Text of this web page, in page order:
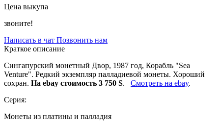
Цена выкупа
звоните!
Написать в чат Позвонить нам
Краткое описание
Сингапурский монетный Двор, 1987 год, Корабль "Sea
Venture". Редкий экземпляр палладиевой монеты. Хороший
сохран. На ebay стоимость 3 750 S. Смотреть на ebay.
Серия:
Монеты из платины и палладия